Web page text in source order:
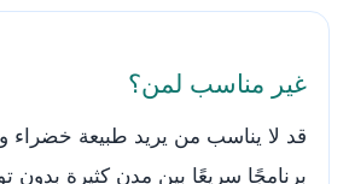
غير مناسب لمن؟
قد لا يناسب من يريد طبيعة خضراء
برنامجًا سريعًا بين مدن كثيرة بدون